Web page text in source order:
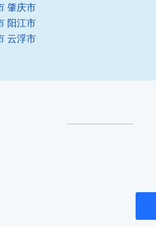
肇庆市
阳江市
云浮市